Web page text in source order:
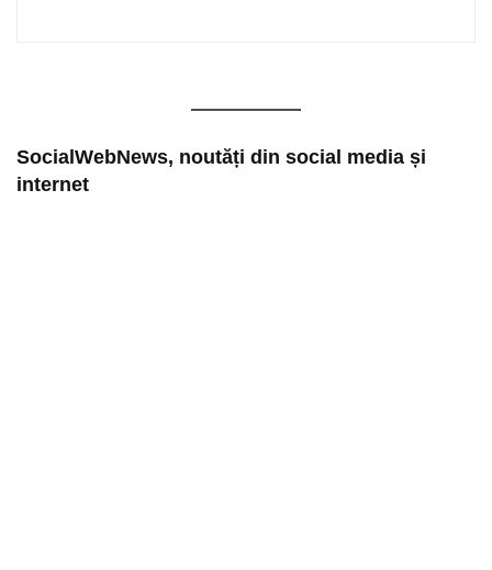
SocialWebNews, noutăți din social media și
internet